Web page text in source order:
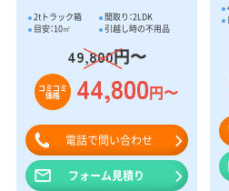
2tトラック箱
間取り：2LDK
目安：10㎥
引越し時の不用品
49,800円〜
コミコミ
価格 44,800円〜
電話で問い合わせ
フォーム見積り